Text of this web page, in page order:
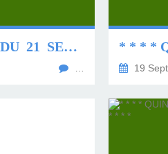
* * * * QUINTÉ DU 21 SEPTEMBRE 2023 * * * *
19